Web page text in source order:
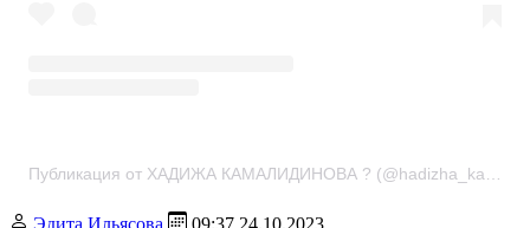
Эдита Ильясова 09:37 24.10.2023